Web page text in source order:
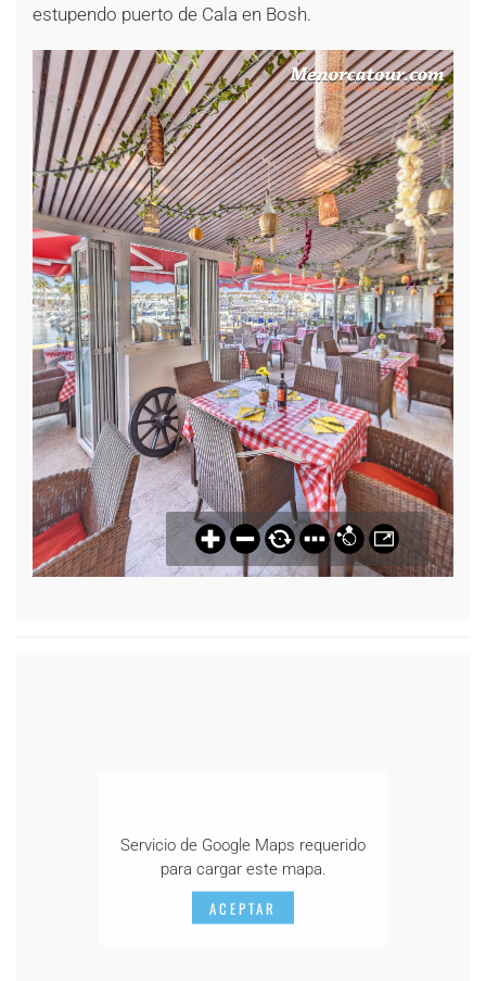
estupendo puerto de Cala en Bosh.
Servicio de Google Maps requerido
para cargar este mapa.
ACEPTAR